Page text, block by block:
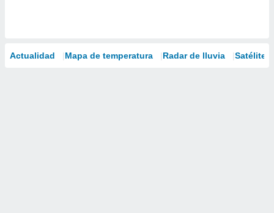
Actualidad Mapa de temperatura Radar de lluvia Satélites